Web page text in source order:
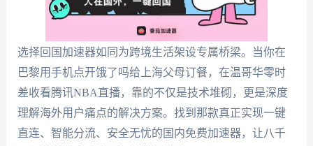
选择回国加速器如同为跨境生活架设专属桥梁。当你在
巴黎用手机点开饿了吗给上海父母订餐，在温哥华零时
差收看腾讯NBA直播，靠的不仅是技术堆砌，更是深度
理解海外用户痛点的解决方案。找到那款真正实现一键
直连、智能分流、安全无忧的国内免费加速器，让八千